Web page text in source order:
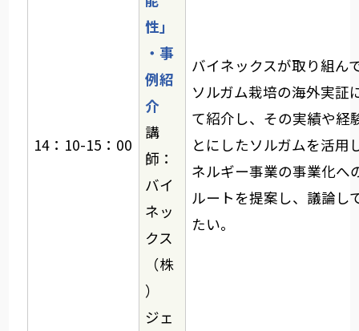
14：10-15：00
性」
・事
例紹
介
講
師：
バイ
ネッ
クス
（株
）
ジェ
バイネックスが取り組ん
ソルガム栽培の海外実証
て紹介し、その実績や経
とにしたソルガムを活用
ネルギー事業の事業化へ
ルートを提案し、議論し
たい。